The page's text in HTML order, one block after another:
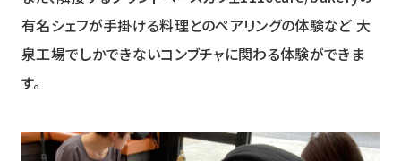
有名シェフが手掛ける料理とのペアリングの体験など 大
泉工場でしかできないコンブチャに関わる体験ができま
す。